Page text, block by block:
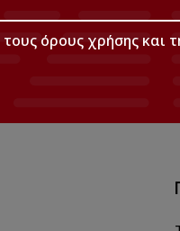
όρους χρήσης και